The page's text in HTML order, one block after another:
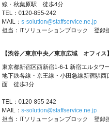
線・秋葉原駅 徒歩4分
TEL：0120-855-242
MAIL： s-solution@staffservice.ne.jp
担当：ITソリューションブロック 登録
【渋谷／東京中央／東京広域 オフィス】
東京都新宿区西新宿1-6-1 新宿エルタワ
地下鉄各線・京王線・小田急線新宿駅西
面 徒歩3分
TEL：0120-855-242
MAIL： s-solution@staffservice.ne.jp
担当：ITソリューションブロック 登録